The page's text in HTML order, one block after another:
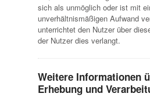
sich als unmöglich oder ist mit
unverhältnismäßigen Aufwand
unterrichtet den Nutzer über
der Nutzer dies verlangt.
Weitere Informationen
Erhebung und